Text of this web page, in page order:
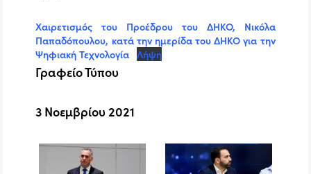
Χαιρετισμός του Προέδρου του ΔΗΚΟ, Νικόλα
Παπαδόπουλου, κατά την ημερίδα του ΔΗΚΟ για την
Ψηφιακή Τεχνολογία Λήψη
Γραφείο Τύπου
3 Νοεμβρίου 2021